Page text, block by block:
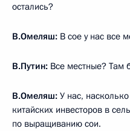
остались?
В.Омеляш: В сое у нас все
В.Путин: Все местные? Там
В.Омеляш: У нас,
китайских инвесторов в
по выращиванию сои.